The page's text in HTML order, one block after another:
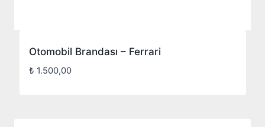
Otomobil Brandası – Ferrari
₺ 1.500,00